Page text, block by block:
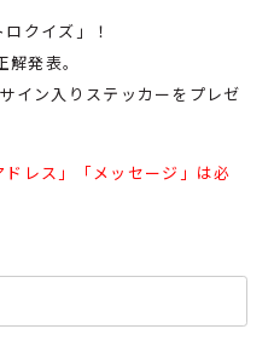
クイズ」！
発表。
イン入りステッカーをプレゼ
ドレス」「 メッセージ」は必